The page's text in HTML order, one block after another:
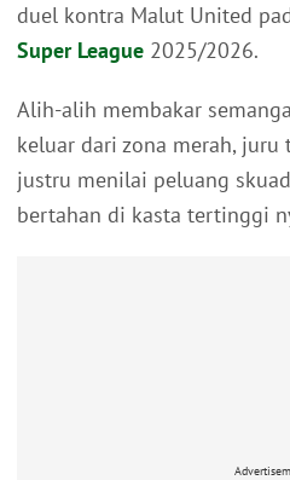
duel kontra Malut United
Super League 2025/2026.
Alih-alih membakar
keluar dari zona merah,
justru menilai peluang
bertahan di kasta tertinggi